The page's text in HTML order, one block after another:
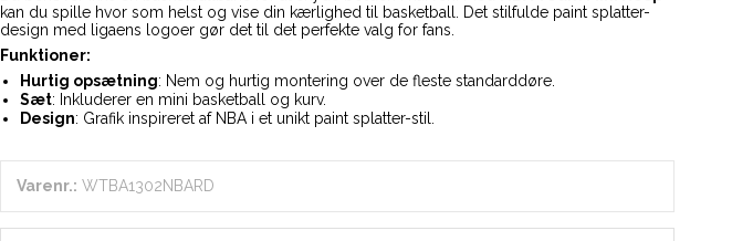
kan du spille hvor som helst og vise din kærlighed til basketball. Det stilfulde paint splatter-
design med ligaens logoer gør det til det perfekte valg for fans.
Funktioner:
Hurtig opsætning: Nem og hurtig montering over de fleste standarddøre.
Sæt: Inkluderer en mini basketball og kurv.
Design: Grafik inspireret af NBA i et unikt paint splatter-stil.
Varenr.: WTBA1302NBARD